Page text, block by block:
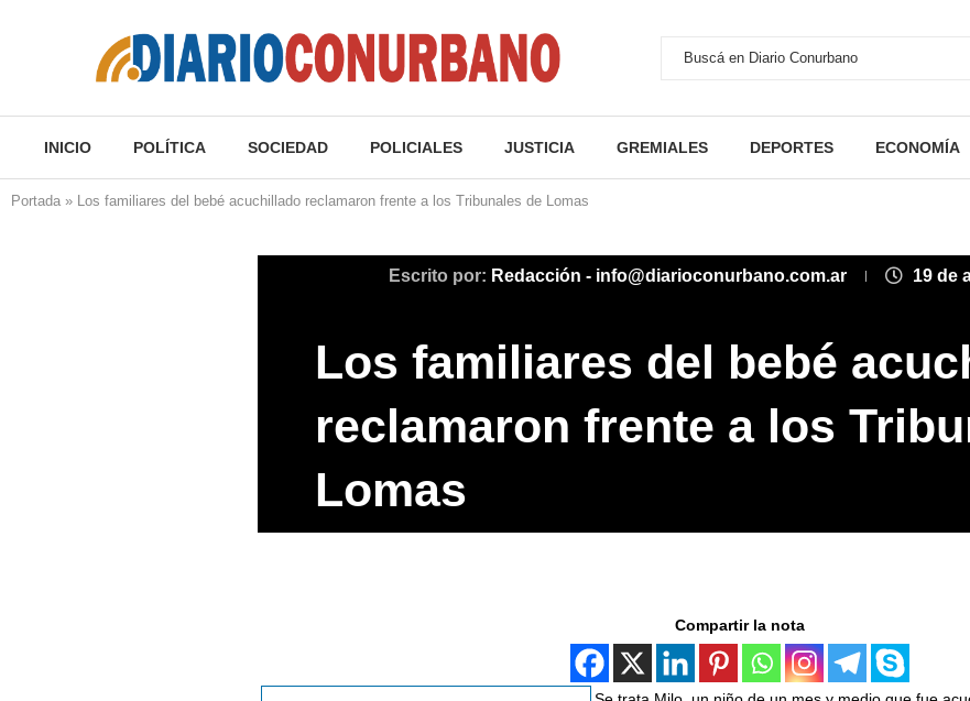
INICIO POLÍTICA SOCIEDAD POLICIALES JUSTICIA GREMIALES DEPORTES ECONOMÍA
Portada » Los familiares del bebé acuchillado reclamaron frente a los Tribunales de Lomas
Escrito por: Redacción - info@diarioconurbano.com.ar 19 de
Los familiares del bebé
reclamaron frente a los
Lomas
Compartir la nota